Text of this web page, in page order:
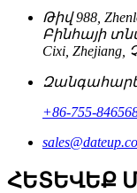
Թիվ 988,
Բինհայի
Cixi,
+86-755-
ՀԵՏԵՎԵՔ